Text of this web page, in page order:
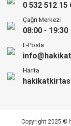
0 532 512 15
Çağrı Merkezi
08:00 - 19:30
E-Posta
Harita
Copyright 2025 ©